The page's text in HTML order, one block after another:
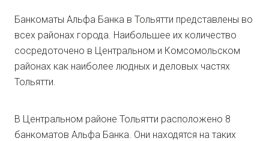
Банкоматы Альфа Банка в Тольятти представлены во
всех районах города. Наибольшее их количество
сосредоточено в Центральном и Комсомольском
районах как наиболее людных и деловых частях
Тольятти.
В Центральном районе Тольятти расположено 8
банкоматов Альфа Банка. Они находятся на таких